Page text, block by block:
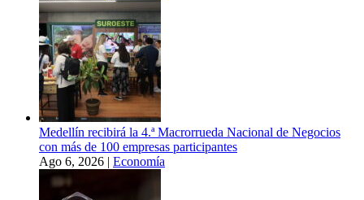
Medellín recibirá la 4.ª Macrorrueda Nacional de Negocios
con más de 100 empresas participantes
Ago 6, 2026 | Economía